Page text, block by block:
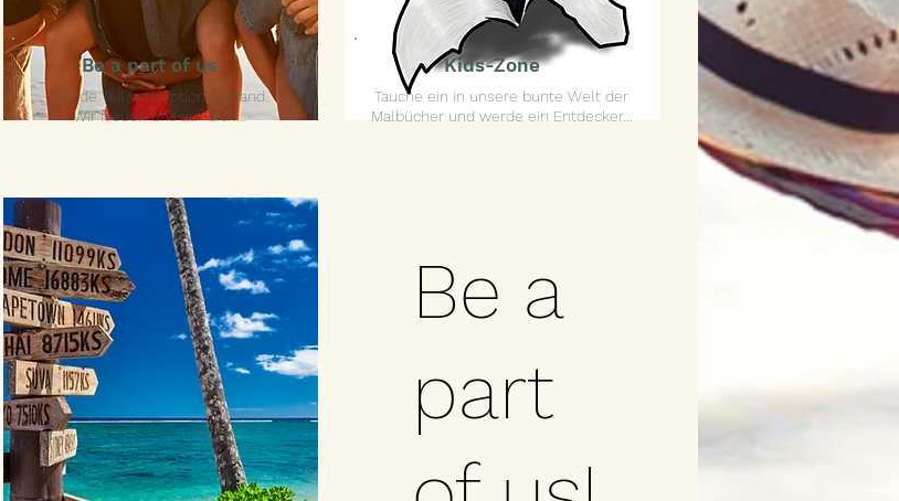
Be a part of us
Werde Teil von Option Ausland.
Wir freuen uns auf dich...
Kids-Zone
Tauche ein in unsere bunte Welt der
Malbücher und werde ein Entdecker...
Be a
part